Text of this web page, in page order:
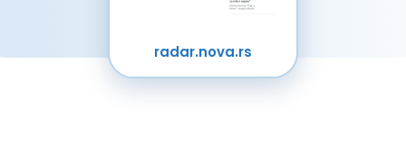
radar.nova.rs